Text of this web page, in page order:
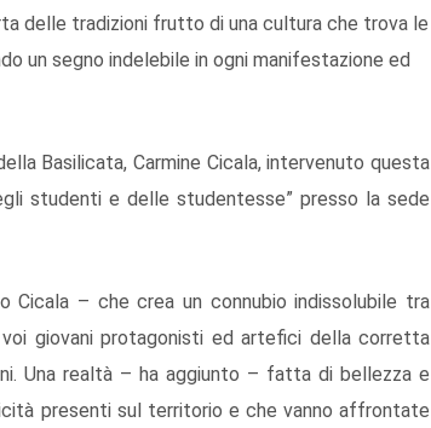
delle tradizioni frutto di una cultura che trova le
un segno indelebile in ogni manifestazione ed
Basilicata, Carmine Cicala, intervenuto questa
studenti e delle studentesse” presso la sede
Cicala – che crea un connubio indissolubile tra
giovani protagonisti ed artefici della corretta
Una realtà – ha aggiunto – fatta di bellezza e
presenti sul territorio e che vanno affrontate